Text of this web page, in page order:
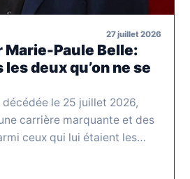
27 juillet 2026
Marie-Paule Belle:
deux qu’on ne se
le 25 juillet 2026,
carrière marquante et des
ceux qui lui étaient les…